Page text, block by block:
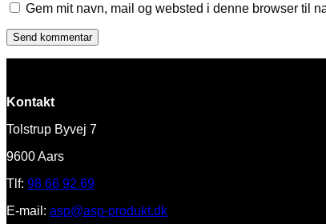
Gem mit navn, mail og websted i denne browser til
Kontakt
Tolstrup Byvej 7
9600 Aars
Tlf: 98 66 92 69
E-mail: asp@asp-produkt.dk